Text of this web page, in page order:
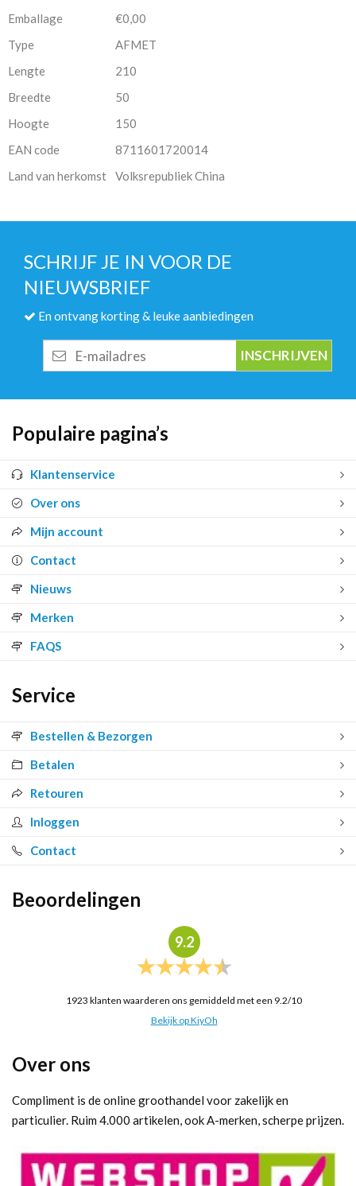
Emballage
€0,00
Type
AFMET
Lengte
210
Breedte
50
Hoogte
150
EAN code
8711601720014
Land van herkomst
Volksrepubliek China
SCHRIJF JE IN VOOR DE
NIEUWSBRIEF
En ontvang korting & leuke aanbiedingen
mailadres
Populaire pagina’s
Klantenservice
Over ons
Mijn account
Contact
Nieuws
Merken
FAQS
Service
Bestellen & Bezorgen
Betalen
Retouren
Inloggen
Contact
Beoordelingen
9.2
1923 klanten waarderen ons gemiddeld met een 9.2/10
Bekijk op KiyOh
Over ons
Compliment is de online groothandel voor zakelijk en
particulier. Ruim 4.000 artikelen, ook A-merken, scherpe prijzen.